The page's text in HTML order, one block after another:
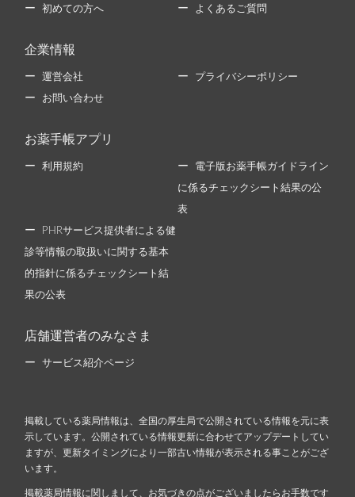
初めての方へ よくあるご質問
企業情報
運営会社 プライバシーポリシー
お問い合わせ
お薬手帳アプリ
利用規約 電子版お薬手帳ガイドライン
に係るチェックシート結果の公
表
PHRサービス提供者による健
診等情報の取扱いに関する基本
的指針に係るチェックシート結
果の公表
店舗運営者のみなさま
サービス紹介ページ
掲載している薬局情報は、全国の厚生局で公開されている情報を元に表
示しています。公開されている情報更新に合わせてアップデートしてい
ますが、更新タイミングにより一部古い情報が表示される事ことがござ
います。
掲載薬局情報に関しまして、お気づきの点がございましたらお手数です